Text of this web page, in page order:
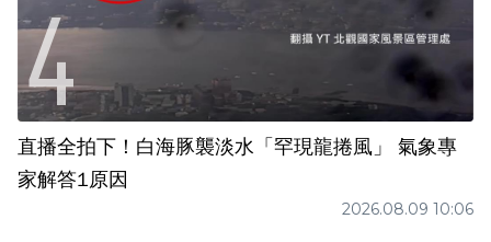
直播全拍下！白海豚襲淡水「罕現龍捲風」 氣象專
家解答1原因
2026.08.09 10:06